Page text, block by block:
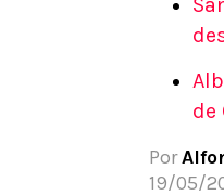
Apuesta del día
de
Por
19/05/